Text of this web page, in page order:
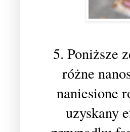
5. Poniższe
różne
naniesione
uzyskany